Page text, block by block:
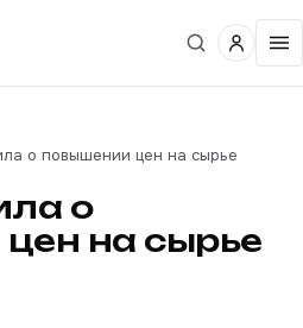
о повышении цен на сырье
о
на сырье